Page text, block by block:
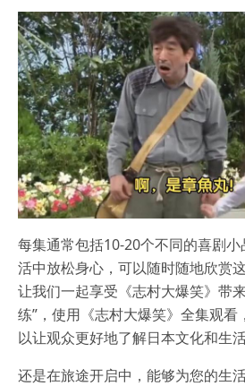
每集通常包括10-20个不同的喜剧
活中放松身心，可以随时随地欣赏
让我们一起享受《志村大爆笑》带
练”，使用《志村大爆笑》全集观
以让观众更好地了解日本文化和生活
还是在旅途开启中，能够为您的生